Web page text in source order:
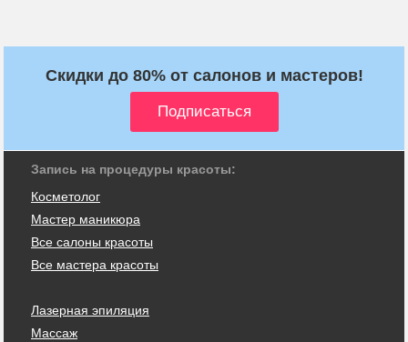
Скидки до 80% от салонов и мастеров!
Запись на процедуры красоты:
Косметолог
Мастер маникюра
Все салоны красоты
Все мастера красоты
Лазерная эпиляция
Массаж